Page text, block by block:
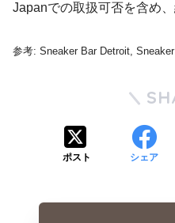
Japanでの取扱可否を含め
参考: Sneaker Bar Detroit,
ポスト シェア